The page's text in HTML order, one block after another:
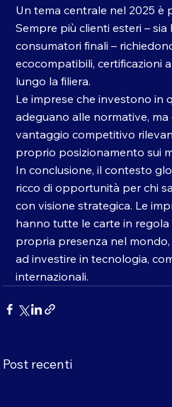
Un tema centrale nel 2025 è
Sempre più clienti esteri – sia
consumatori finali –
ecocompatibili, certificazioni
lungo la filiera.
Le imprese che investono in
adeguano alle normative,
vantaggio competitivo
proprio posizionamento sui
In conclusione, il contesto
ricco di opportunità per chi
con visione strategica. Le
hanno tutte le carte in
propria presenza nel
ad investire in tecnologia,
internazionali.
Post recenti